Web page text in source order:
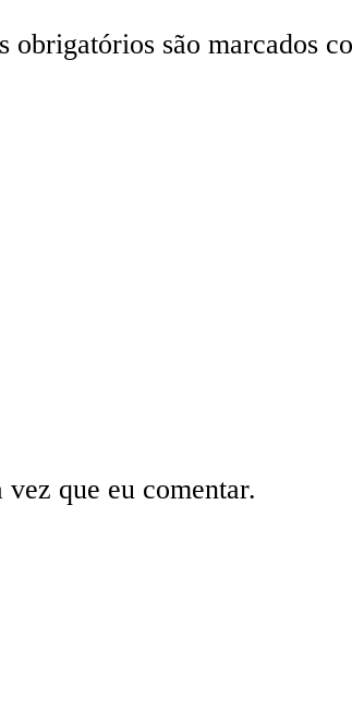
obrigatórios são marcados
que eu comentar.